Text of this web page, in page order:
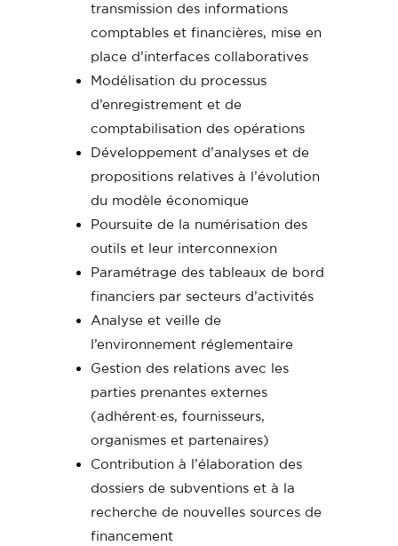
transmission des informations
comptables et financières, mise en
place d’interfaces collaboratives
Modélisation du processus
d’enregistrement et de
comptabilisation des opérations
Développement d’analyses et de
propositions relatives à l’évolution
du modèle économique
Poursuite de la numérisation des
outils et leur interconnexion
Paramétrage des tableaux de bord
financiers par secteurs d’activités
Analyse et veille de
l’environnement réglementaire
Gestion des relations avec les
parties prenantes externes
(adhérent·es, fournisseurs,
organismes et partenaires)
Contribution à l’élaboration des
dossiers de subventions et à la
recherche de nouvelles sources de
financement